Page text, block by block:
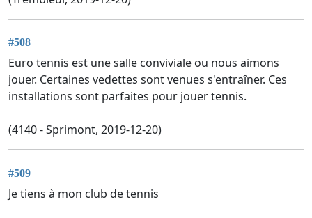
#508
Euro tennis est une salle conviviale ou nous aimons
jouer. Certaines vedettes sont venues s'entraîner. Ces
installations sont parfaites pour jouer tennis.
(4140 - Sprimont, 2019-12-20)
#509
Je tiens à mon club de tennis